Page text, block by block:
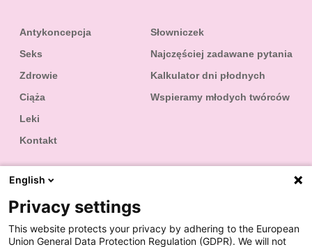
Antykoncepcja
Seks
Zdrowie
Ciąża
Leki
Kontakt
Słowniczek
Najczęściej zadawane pytania
Kalkulator dni płodnych
Wspieramy młodych twórców
Podaj nam swój wiek - wyświetlimy najpierw
treści dostosowane do Ciebie.
English
Privacy settings
This website protects your privacy by adhering to the European
Union General Data Protection Regulation (GDPR). We will not